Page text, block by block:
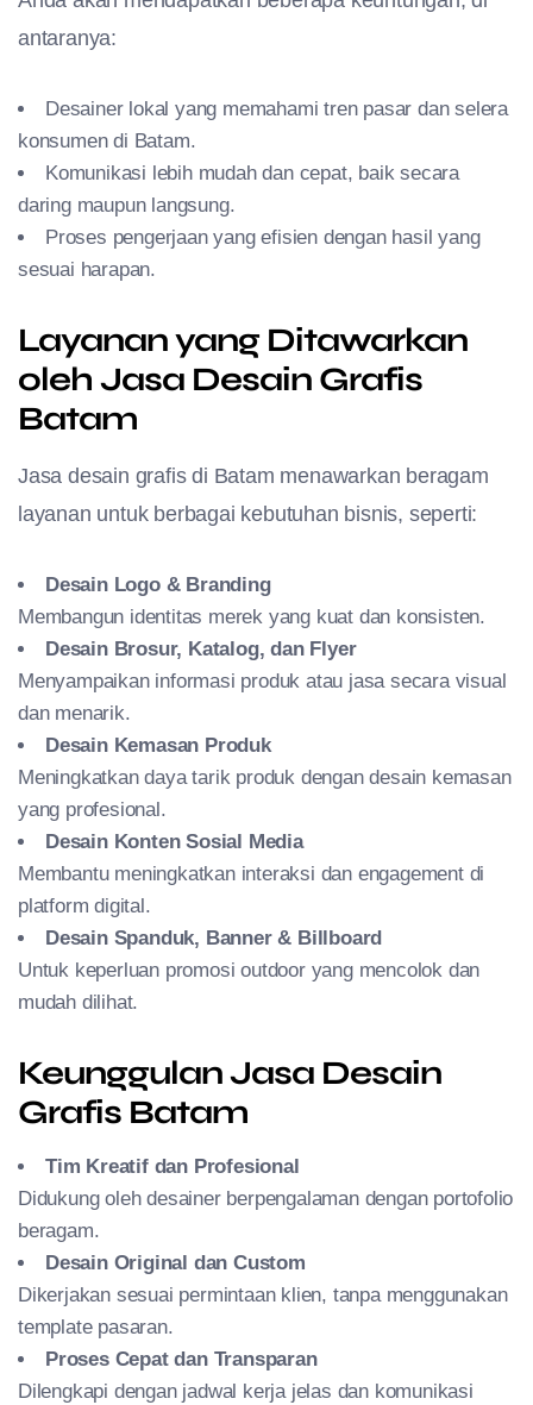
antaranya:
Desainer lokal yang memahami tren pasar dan selera
konsumen di Batam.
Komunikasi lebih mudah dan cepat, baik secara
daring maupun langsung.
Proses pengerjaan yang efisien dengan hasil yang
sesuai harapan.
Layanan yang Ditawarkan
oleh Jasa Desain Grafis
Batam
Jasa desain grafis di Batam menawarkan beragam
layanan untuk berbagai kebutuhan bisnis, seperti:
Desain Logo & Branding
Membangun identitas merek yang kuat dan konsisten.
Desain Brosur, Katalog, dan Flyer
Menyampaikan informasi produk atau jasa secara visual
dan menarik.
Desain Kemasan Produk
Meningkatkan daya tarik produk dengan desain kemasan
yang profesional.
Desain Konten Sosial Media
Membantu meningkatkan interaksi dan engagement di
platform digital.
Desain Spanduk, Banner & Billboard
Untuk keperluan promosi outdoor yang mencolok dan
mudah dilihat.
Keunggulan Jasa Desain
Grafis Batam
Tim Kreatif dan Profesional
Didukung oleh desainer berpengalaman dengan portofolio
beragam.
Desain Original dan Custom
Dikerjakan sesuai permintaan klien, tanpa menggunakan
template pasaran.
Proses Cepat dan Transparan
Dilengkapi dengan jadwal kerja jelas dan komunikasi